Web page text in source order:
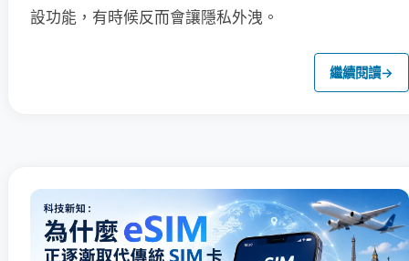
設功能，有時候反而會讓隱私外洩。
繼續閱讀→